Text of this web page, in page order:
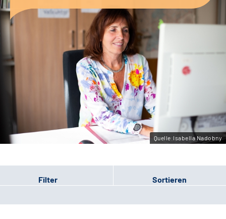
Sozialdienste & Zuweisende
Erweiterte Suche
Gebärdensprache
Leichte Sprache
Quelle:Isabella Nadobny
Filter Sortieren